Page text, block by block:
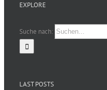
EXPLORE
Suche nach:
LAST POSTS